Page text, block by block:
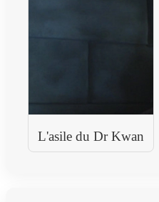
L'asile du Dr Kwan